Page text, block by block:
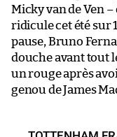
Micky van de Ven
ridicule cet été sur
pause, Bruno
douche avant tout
un rouge après
genou de James